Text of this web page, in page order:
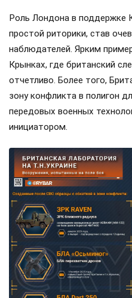
Роль Лондона в поддержке
простой риторики, став
наблюдателей. Ярким
Крынках, где британский
отчетливо. Более того,
зону конфликта в полигон
передовых военных
инициатором.